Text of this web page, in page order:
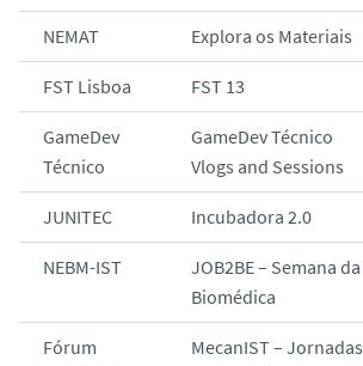
NEMAT Explora os Materiais
FST Lisboa FST 13
GameDev
Técnico
GameDev Técnico
Vlogs and Sessions
JUNITEC Incubadora 2.0
NEBM-IST
JOB2BE – Semana da
Biomédica
Fórum
MecanIST – Jornadas